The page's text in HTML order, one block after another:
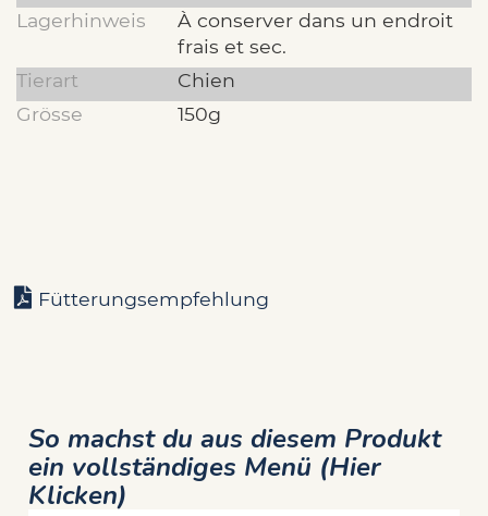
Lagerhinweis
À conserver dans un endroit
frais et sec.
Tierart
Chien
Grösse
150g
Fütterungsempfehlung
So machst du aus diesem Produkt
ein vollständiges Menü (Hier
Klicken)